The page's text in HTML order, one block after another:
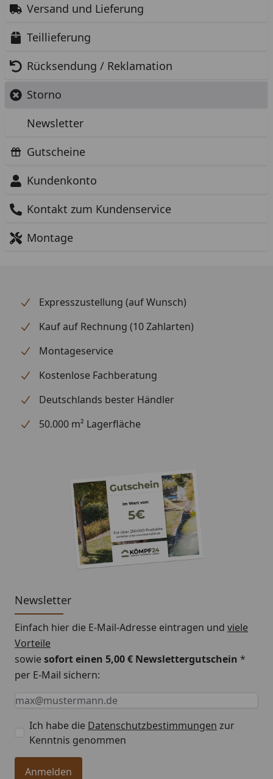
Versand und Lieferung
Teillieferung
Rücksendung / Reklamation
Storno
Newsletter
Gutscheine
Kundenkonto
Kontakt zum Kundenservice
Montage
Expresszustellung (auf Wunsch)
Kauf auf Rechnung (10 Zahlarten)
Montageservice
Kostenlose Fachberatung
Deutschlands bester Händler
50.000 m² Lagerfläche
Newsletter
Einfach hier die E-Mail-Adresse eintragen und viele
Vorteile
sowiesofort einen 5,00 € Newslettergutschein *
per E-Mail sichern:
Keine Eingabe erforderlich
Eingabe erforderlich
E-Mail *
Ich habe die Datenschutzbestimmungen zur
Kenntnis genommen
Anmelden